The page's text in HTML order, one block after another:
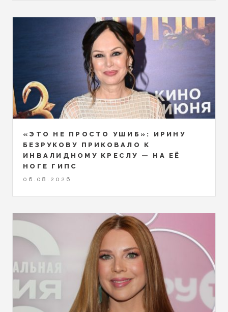
«ЭТО НЕ ПРОСТО УШИБ»: ИРИНУ
БЕЗРУКОВУ ПРИКОВАЛО К
ИНВАЛИДНОМУ КРЕСЛУ — НА ЕЁ
НОГЕ ГИПС
06.08.2026